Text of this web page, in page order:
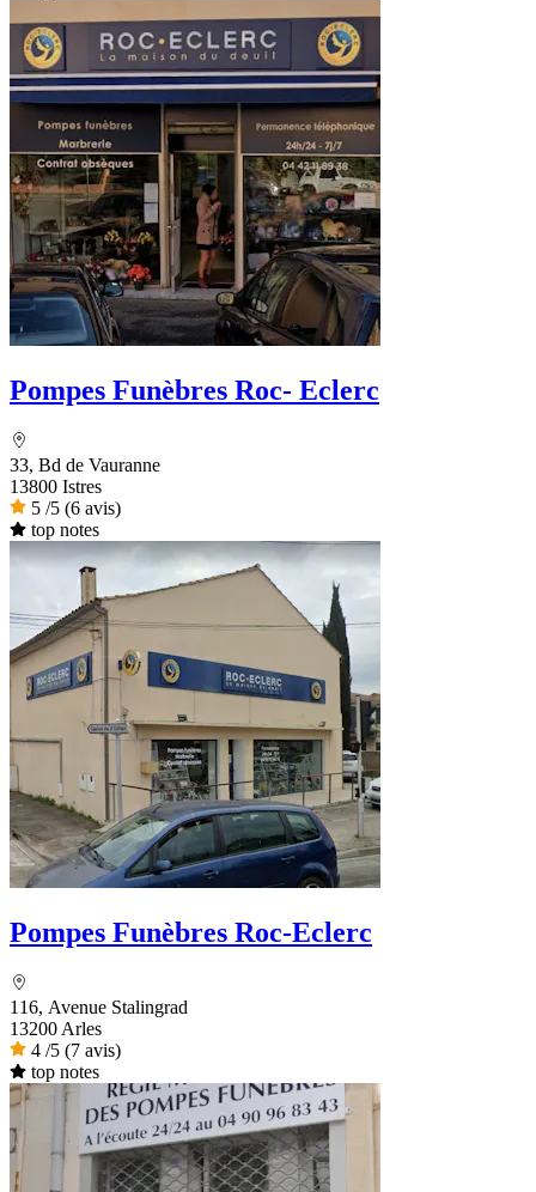
Pompes Funèbres Roc- Eclerc
33, Bd de Vauranne
13800 Istres
5 /5 (6 avis)
top notes
Pompes Funèbres Roc-Eclerc
116, Avenue Stalingrad
13200 Arles
4 /5 (7 avis)
top notes